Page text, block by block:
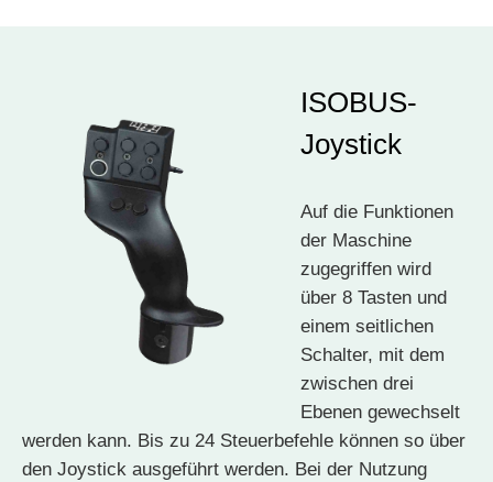
ISOBUS-
Joystick
Auf die Funktionen
der Maschine
zugegriffen wird
über 8 Tasten und
einem seitlichen
Schalter, mit dem
zwischen drei
Ebenen gewechselt
werden kann. Bis zu 24 Steuerbefehle können so über
den Joystick ausgeführt werden. Bei der Nutzung